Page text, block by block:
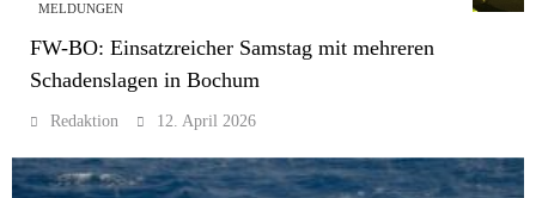
MELDUNGEN
FW-BO: Einsatzreicher Samstag mit mehreren
Schadenslagen in Bochum
Redaktion 12. April 2026